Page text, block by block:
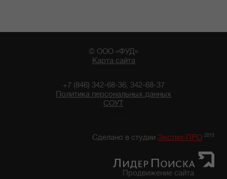
© ООО «ФУД»
Карта сайта
+7 (846) 342-68-36, 342-68-37
Политика персональных данных
СОУТ
Сделано в студии Экстил-ПРО 2015
Продвижение сайта